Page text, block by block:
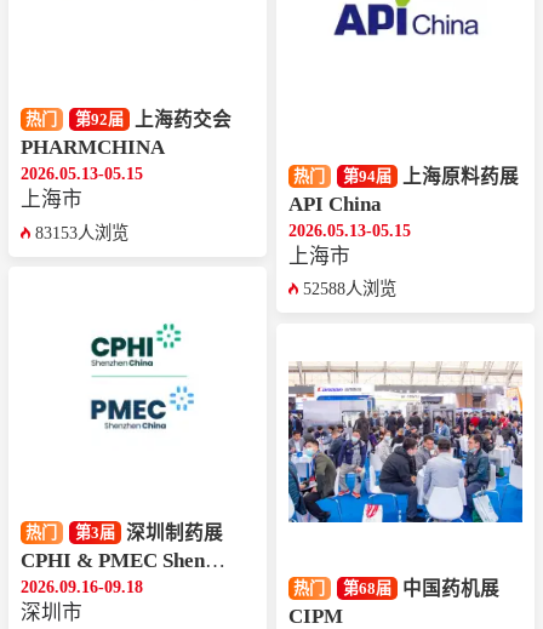
热门 第92届 上海药交会
PHARMCHINA
2026.05.13-05.15
上海市
83153人浏览
热门 第3届 深圳制药展
CPHI & PMEC Shenzhen
2026.09.16-09.18
深圳市
热门 第94届 上海原料药展
API China
2026.05.13-05.15
上海市
52588人浏览
热门 第68届 中国药机展
CIPM